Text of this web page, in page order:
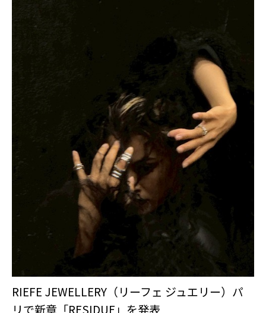
RIEFE JEWELLERY（リーフェ ジュエリー）パ
リで新章「RESIDUE」を発表